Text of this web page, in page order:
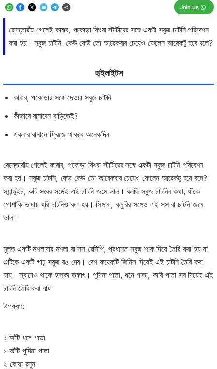
রেস্তোরাঁয় গেলেই কাবাব, পকোড়া কিংবা স্টার্টারের সঙ্গে একটা সবুজ চাটনি পরিবেশন
করা হয়। সবুজ চাটনি, কেউ কেউ তো আরেকবার চেয়েও ফেলেন আরেকটু হবে বলে?
Join us
হাইলাইটস
কাবাব, পকোড়ার সঙ্গে দেওয়া সবুজ চাটনি
কীভাবে বানাবেন বাড়িতেই?
একবার বানালে ফ্রিজে থাকবে অনেকদিন
রেস্তোরাঁয় গেলেই কাবাব, পকোড়া কিংবা স্টার্টারের সঙ্গে একটা সবুজ চাটনি পরিবেশন
করা হয়। সবুজ চাটনি, কেউ কেউ তো আরেকবার চেয়েও ফেলেন আরেকটু হবে বলে?
স্যান্ডুইচ, রুটি সবের সঙ্গেই এই চাটনি জমে ভাল। বলছি সবুজ চাটনির কথা, যাঁকে
পোশাকি ভাষায় হরি চাটনিও বলা হয়। সিঙ্গারা, কচুরির সঙ্গেও এই সস বা চাটনি জমে
ভাল।
মূলত একটি মশলাদার মশলা বা সস রেসিপি, প্রধানত সবুজ শাক দিয়ে তৈরি করা হয় যা
এটিকে একটি গাঢ় সবুজ রঙ দেয়। বেশ কয়েকটি জিনিস দিয়েই এই চাটনি তৈরি করা
যায়। স্বাদেও থাকে হালকা তফাৎ। পুদিনা পাতা, ধনে পাতা, কারি পাতা সব দিয়েই এই
চাটনি তৈরি করা যায়।
উপকরণ:
১ আঁটি ধনে পাতা
১ আঁটি পুদিনা পাতা
২ কোয়া রসুন